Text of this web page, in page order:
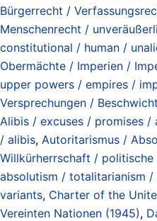
Bürgerrecht /
Menschenrecht /
constitutional / human /
Obermächte / Imperien /
upper powers / empires /
Versprechungen /
Alibis / excuses / promises
/ alibis, Autoritarismus /
Willkürherrschaft /
absolutism / totalitarianism
variants, Charter of the
Vereinten Nationen (1945),